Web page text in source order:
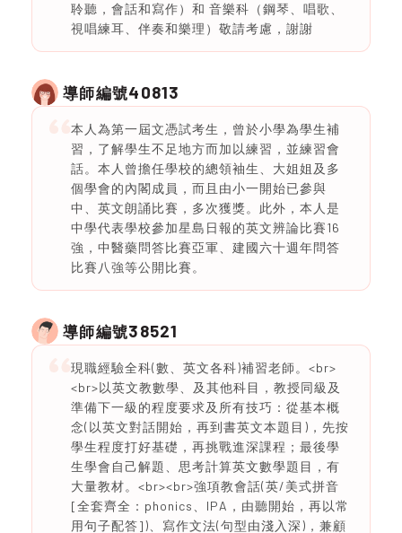
聆聽，會話和寫作）和 音樂科（鋼琴、唱歌、
視唱練耳、伴奏和樂理）敬請考慮，謝謝
導師編號40813
本人為第一屆文憑試考生，曾於小學為學生補
習，了解學生不足地方而加以練習，並練習會
話。本人曾擔任學校的總領袖生、大姐姐及多
個學會的內閣成員，而且由小一開始已參與
中、英文朗誦比賽，多次獲獎。此外，本人是
中學代表學校參加星島日報的英文辨論比賽16
強，中醫藥問答比賽亞軍、建國六十週年問答
比賽八強等公開比賽。
導師編號38521
現職經驗全科(數、英文各科)補習老師。<br>
<br>以英文教數學、及其他科目，教授同級及
準備下一級的程度要求及所有技巧：從基本概
念(以英文對話開始，再到書英文本題目)，先按
學生程度打好基礎，再挑戰進深課程；最後學
生學會自己解題、思考計算英文數學題目，有
大量教材。<br><br>強項教會話(英/美式拼音
[全套齊全：phonics、IPA，由聽開始，再以常
用句子配答])、寫作文法(句型由淺入深)，兼顧